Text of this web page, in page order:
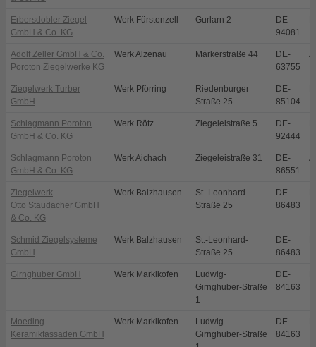
Erbersdobler Ziegel
GmbH & Co. KG
Werk Fürstenzell Gurlarn 2
DE-
94081
Adolf Zeller GmbH & Co.
Poroton Ziegelwerke KG
Werk Alzenau Märkerstraße 44
DE-
63755
Ziegelwerk Turber
GmbH
Werk Pförring
Riedenburger
Straße 25
DE-
85104
Schlagmann Poroton
GmbH & Co. KG
Werk Rötz Ziegeleistraße 5
DE-
92444
Schlagmann Poroton
GmbH & Co. KG
Werk Aichach Ziegeleistraße 31
DE-
86551
Ziegelwerk
Otto Staudacher GmbH
& Co. KG
Werk Balzhausen
St.-Leonhard-
Straße 25
DE-
86483
Schmid Ziegelsysteme
GmbH
Werk Balzhausen
St.-Leonhard-
Straße 25
DE-
86483
Girnghuber GmbH Werk Marklkofen
Ludwig-
Girnghuber-Straße
1
DE-
84163
Moeding
Keramikfassaden GmbH
Werk Marklkofen
Ludwig-
Girnghuber-Straße
DE-
84163